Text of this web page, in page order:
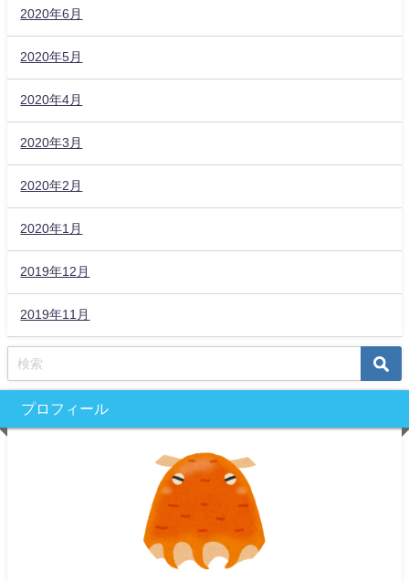
2020年6月
2020年5月
2020年4月
2020年3月
2020年2月
2020年1月
2019年12月
2019年11月
プロフィール